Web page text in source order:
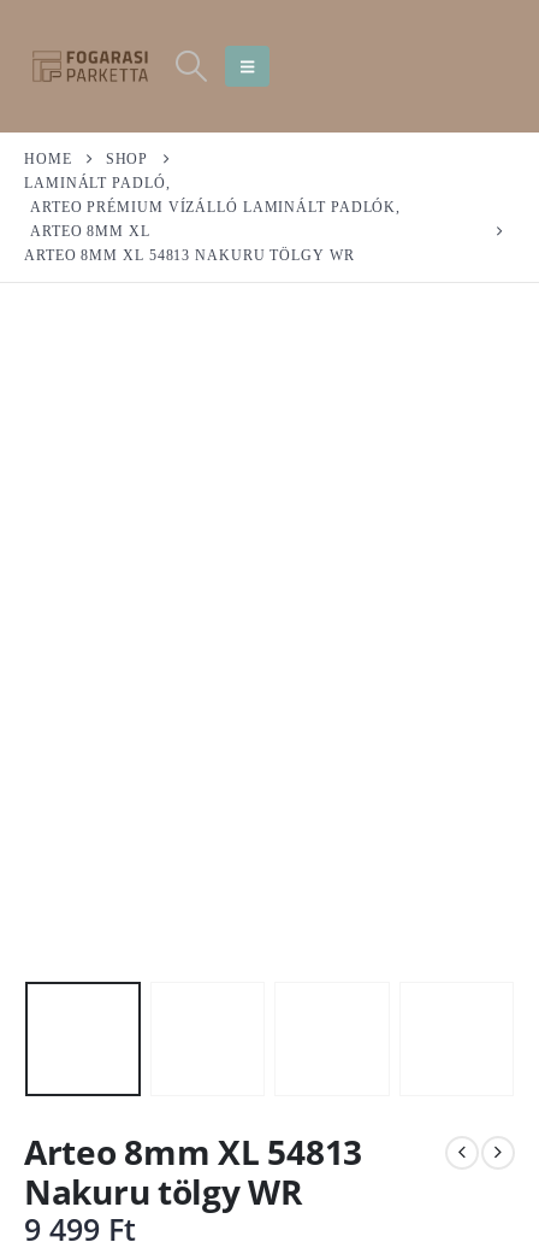
HOME
SHOP
LAMINÁLT PADLÓ,
ARTEO PRÉMIUM VÍZÁLLÓ LAMINÁLT PADLÓK,
ARTEO 8MM XL
ARTEO 8MM XL 54813 NAKURU TÖLGY WR
Arteo 8mm XL 54813
Nakuru tölgy WR
9 499 Ft